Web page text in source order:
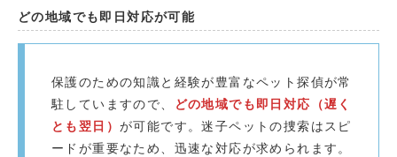
どの地域でも即日対応が可能
保護のための知識と経験が豊富なペット探偵が常
駐していますので、
どの地域でも即日対応（遅く
とも翌日） が可能です。迷子ペットの捜索はスピ
ードが重要なため、迅速な対応が求められます。